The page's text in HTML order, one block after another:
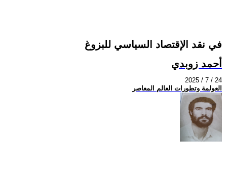
في نقد الإقتصاد السياسي للبزوغ
أحمد زوبدي
2025 / 7 / 24
العولمة وتطورات العالم المعاصر